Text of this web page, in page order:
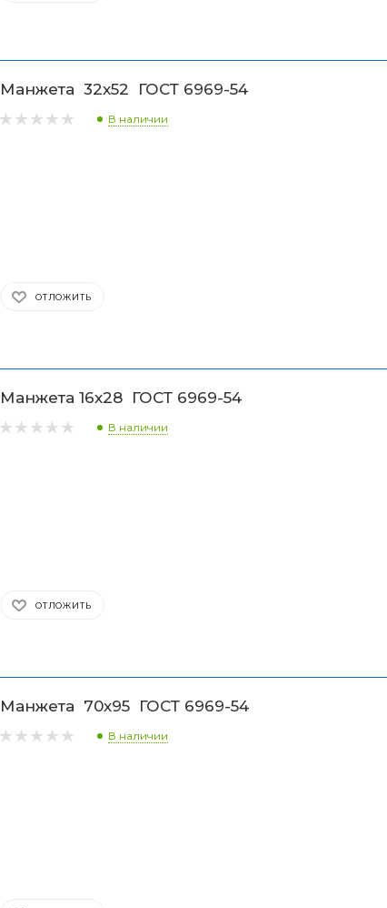
Манжета 32х52 ГОСТ 6969-54
В наличии
ОТЛОЖИТЬ
Манжета 16х28 ГОСТ 6969-54
В наличии
ОТЛОЖИТЬ
Манжета 70х95 ГОСТ 6969-54
В наличии